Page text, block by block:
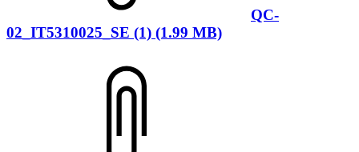
QC-
02_IT5310025_SE (1) (1.99 MB)